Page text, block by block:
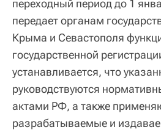
переходный период до 1
передает органам
Крыма и Севастополя
государственной
устанавливается, что
руководствуются
актами РФ, а также
разрабатываемые и